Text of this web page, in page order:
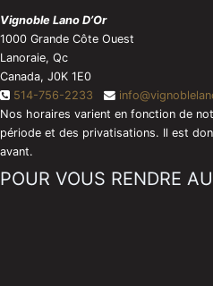
Vignoble Lano D’Or
1000 Grande Côte Ouest
Lanoraie, Qc
Canada, J0K 1E0
514-756-2233
Nos horaires varient en fonction de
période et des privatisations. Il est
avant.
POUR VOUS RENDRE